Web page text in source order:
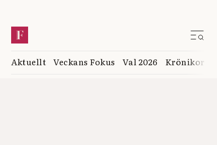
Aktuellt Veckans Fokus Val 2026 Krönikor